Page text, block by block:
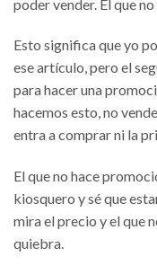
poder vender. El que
Esto significa que yo
ese artículo, pero el
para hacer una
hacemos esto, no
entra a comprar ni la
El que no hace
kiosquero y sé que
mira el precio y el que
quiebra.